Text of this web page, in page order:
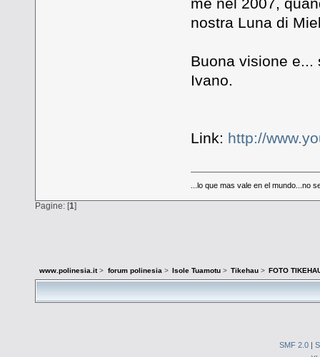
nostra Luna di
Buona visione e...
Ivano.
Link: http://
...lo que mas vale en el mundo...no
Pagine: [1]
www.polinesia.it> forum polinesia > Isole Tuamotu> Tikehau> FOTO
SMF 2.0 |